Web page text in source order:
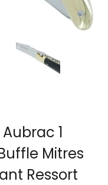
1
Mitres
Ressort